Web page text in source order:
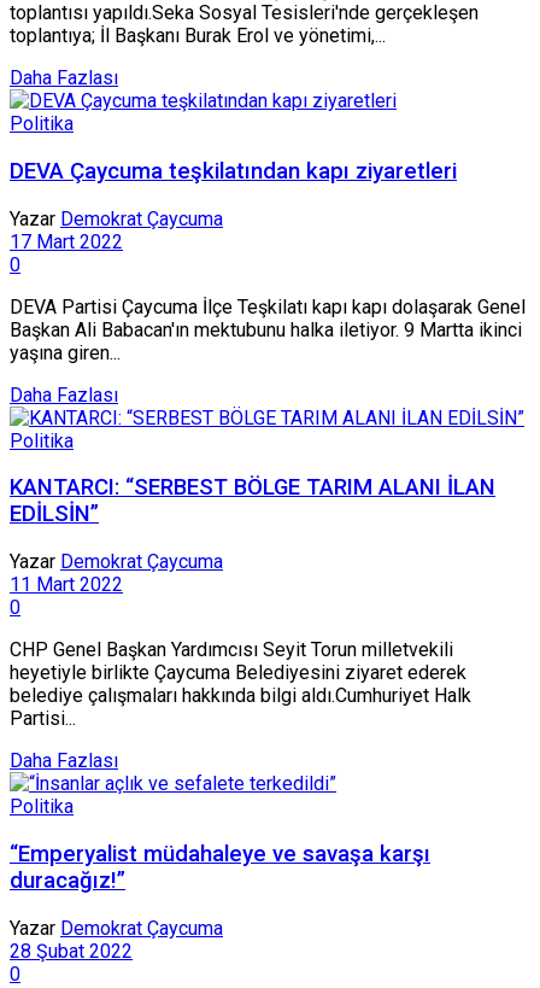
toplantısı yapıldı.Seka Sosyal Tesisleri'nde gerçekleşen
toplantıya; İl Başkanı Burak Erol ve yönetimi,...
Daha Fazlası
Politika
DEVA Çaycuma teşkilatından kapı ziyaretleri
Yazar Demokrat Çaycuma
17 Mart 2022
0
DEVA Partisi Çaycuma İlçe Teşkilatı kapı kapı dolaşarak Genel
Başkan Ali Babacan'ın mektubunu halka iletiyor. 9 Martta ikinci
yaşına giren...
Daha Fazlası
Politika
KANTARCI: “SERBEST BÖLGE TARIM ALANI İLAN
EDİLSİN”
Yazar Demokrat Çaycuma
11 Mart 2022
0
CHP Genel Başkan Yardımcısı Seyit Torun milletvekili
heyetiyle birlikte Çaycuma Belediyesini ziyaret ederek
belediye çalışmaları hakkında bilgi aldı.Cumhuriyet Halk
Partisi...
Daha Fazlası
Politika
“Emperyalist müdahaleye ve savaşa karşı
duracağız!”
Yazar Demokrat Çaycuma
28 Şubat 2022
0